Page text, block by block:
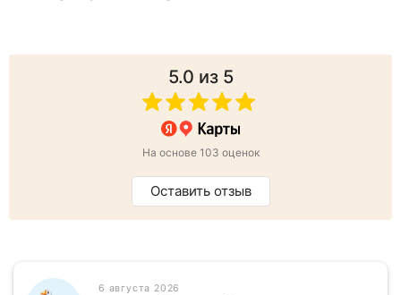
5.0 из 5
На основе 103 оценок
Оставить отзыв
6 августа 2026